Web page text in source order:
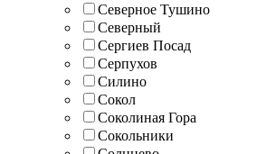
Северное Тушино
Северный
Сергиев Посад
Серпухов
Силино
Сокол
Соколиная Гора
Сокольники